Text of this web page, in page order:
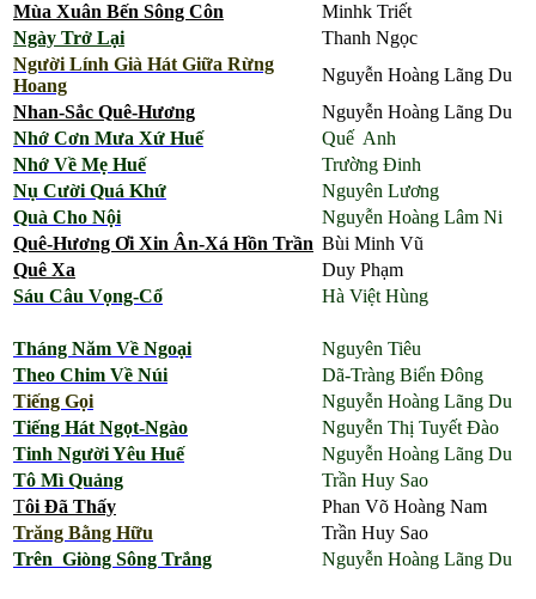
Mùa Xuân Bến Sông Côn
Minhk Triết
Ngày Trở Lại
Thanh Ngọc
Người Lính Già Hát Giữa Rừng
Hoang
Nguyễn Hoàng Lãng Du
Nhan-Sắc Quê-Hương
Nguyễn Hoàng Lãng Du
Nhớ Cơn Mưa Xứ Huế
Quế Anh
Nhớ Về Mẹ Huế
Trường Đinh
Nụ Cười Quá Khứ
Nguyên Lương
Quà Cho Nội
Nguyễn Hoàng Lâm Ni
Quê-Hương Ơi Xin Ân-Xá Hồn Trần Bùi Minh Vũ
Quê Xa
Duy Phạm
Sáu Câu Vọng-Cổ
Hà Việt Hùng
Tháng Năm Về Ngoại
Nguyên Tiêu
Theo Chim Về Núi
Dã-Tràng Biển Đông
Tiếng Gọi
Nguyễn Hoàng Lãng Du
Tiếng Hát Ngọt-Ngào
Nguyễn Thị Tuyết Đào
Tinh Người Yêu Huế
Nguyễn Hoàng Lãng Du
Tô Mì Quảng
Trần Huy Sao
Tôi Đã Thấy
Phan Võ Hoàng Nam
Trăng Bằng Hữu
Trần Huy Sao
Trên Giòng Sông Trắng
Nguyễn Hoàng Lãng Du